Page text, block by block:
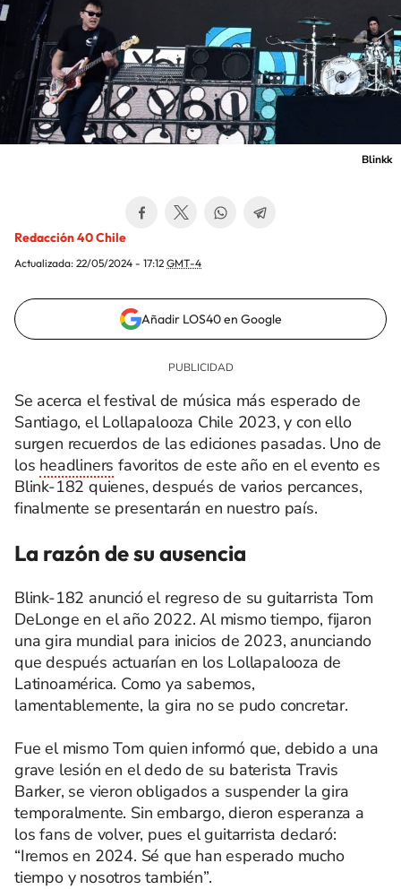
Blinkk
Redacción 40 Chile
Actualizada: 22/05/2024 - 17:12 GMT-4
Añadir LOS40 en Google
Se acerca el festival de música más esperado de
Santiago, el Lollapalooza Chile 2023, y con ello
surgen recuerdos de las ediciones pasadas. Uno de
los headliners favoritos de este año en el evento es
Blink-182 quienes, después de varios percances,
finalmente se presentarán en nuestro país.
La razón de su ausencia
Blink-182 anunció el regreso de su guitarrista Tom
DeLonge en el año 2022. Al mismo tiempo, fijaron
una gira mundial para inicios de 2023, anunciando
que después actuarían en los Lollapalooza de
Latinoamérica. Como ya sabemos,
lamentablemente, la gira no se pudo concretar.
Fue el mismo Tom quien informó que, debido a una
grave lesión en el dedo de su baterista Travis
Barker, se vieron obligados a suspender la gira
temporalmente. Sin embargo, dieron esperanza a
los fans de volver, pues el guitarrista declaró:
“Iremos en 2024. Sé que han esperado mucho
tiempo y nosotros también”.